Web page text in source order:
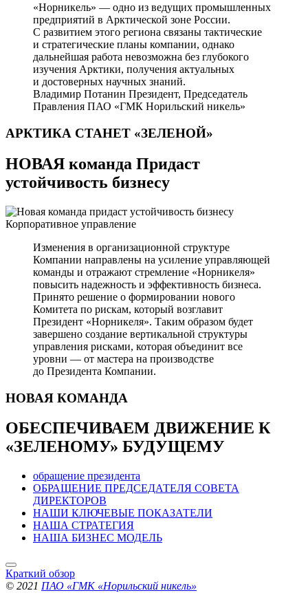
«Норникель» — одно из ведущих промышленных
предприятий в Арктической зоне России.
С развитием этого региона связаны тактические
и стратегические планы компании, однако
дальнейшая работа невозможна без глубокого
изучения Арктики, получения актуальных
и достоверных научных знаний.
Владимир Потанин Президент, Председатель
Правления ПАО «ГМК Норильский никель»
АРКТИКА СТАНЕТ «ЗЕЛЕНОЙ»
НОВАЯ команда Придаст
устойчивость бизнесу
Корпоративное управление
Изменения в организационной структуре
Компании направлены на усиление управляющей
команды и отражают стремление «Норникеля»
повысить надежность и эффективность бизнеса.
Принято решение о формировании нового
Комитета по рискам, который возглавит
Президент «Норникеля». Таким образом будет
завершено создание вертикальной структуры
управления рисками, которая объединит все
уровни — от мастера на производстве
до Президента Компании.
НОВАЯ КОМАНДА
ОБЕСПЕЧИВАЕМ ДВИЖЕНИЕ К
«ЗЕЛЕНОМУ» БУДУЩЕМУ
обращение президента
ОБРАЩЕНИЕ ПРЕДСЕДАТЕЛЯ СОВЕТА
ДИРЕКТОРОВ
НАШИ КЛЮЧЕВЫЕ ПОКАЗАТЕЛИ
НАША СТРАТЕГИЯ
НАША БИЗНЕС МОДЕЛЬ
Краткий обзор
© 2021 ПАО «ГМК «Норильский никель»